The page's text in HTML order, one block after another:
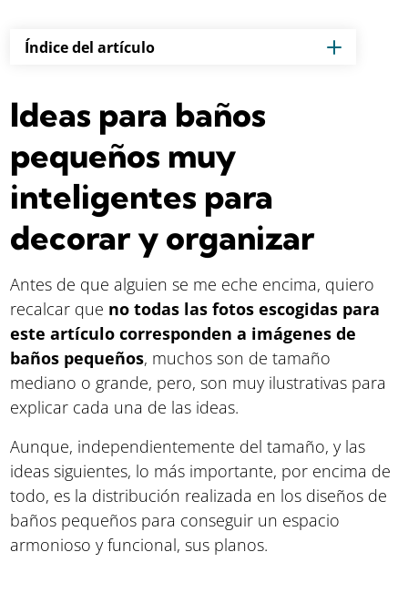
Índice del artículo
Ideas para baños
pequeños muy
inteligentes para
decorar y organizar
Antes de que alguien se me eche encima, quiero
recalcar que no todas las fotos escogidas para
este artículo corresponden a imágenes de
baños pequeños, muchos son de tamaño
mediano o grande, pero, son muy ilustrativas para
explicar cada una de las ideas.
Aunque, independientemente del tamaño, y las
ideas siguientes, lo más importante, por encima de
todo, es la distribución realizada en los diseños de
baños pequeños para conseguir un espacio
armonioso y funcional, sus planos.